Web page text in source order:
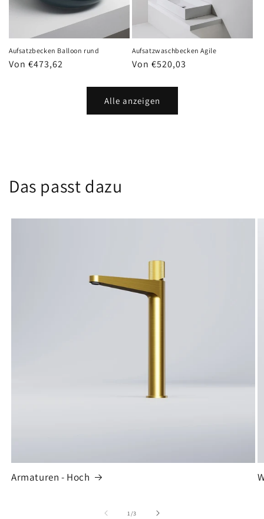
Aufsatzbecken Balloon rund
Normaler
Von €473,62
Aufsatzwaschbecken Agile
Normaler
Von €520,03
Alle anzeigen
Das passt dazu
Armaturen - Hoch
1 /von
3